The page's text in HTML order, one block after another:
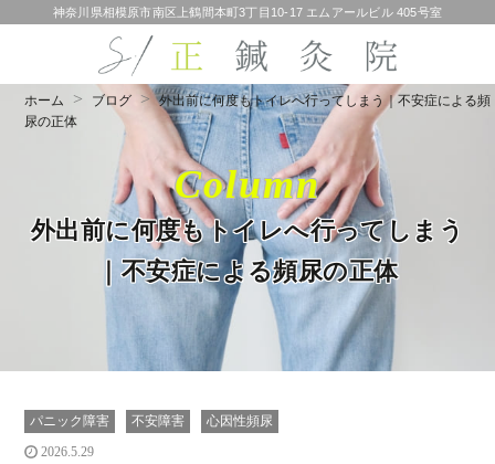
神奈川県相模原市南区上鶴間本町3丁目10-17 エムアールビル 405号室
ホーム ブログ
外出前に何度もトイレへ行ってしまう｜不安症による頻
尿の正体
Column
外出前に何度もトイレへ行ってしまう
｜不安症による頻尿の正体
パニック障害 不安障害
心因性頻尿
2026.5.29